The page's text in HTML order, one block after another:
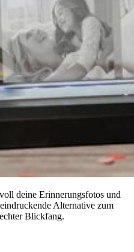
deine Erinnerungsfotos und
Alternative zum
Blickfang.